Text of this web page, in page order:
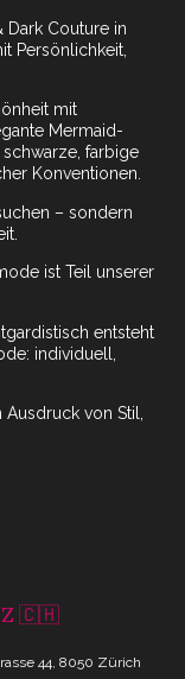
Dark Couture in
Persönlichkeit,
mit
Mermaid-
farbige
Konventionen.
– sondern
ist Teil unserer
entsteht
individuell,
von Stil,
🇨🇭
44, 8050 Zürich